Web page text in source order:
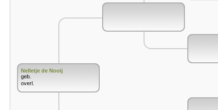
Nelletje de Nooij
geb.
overl.